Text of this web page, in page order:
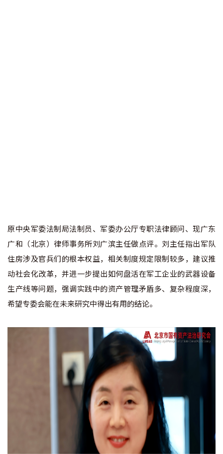
原中央军委法制局法制员、军委办公厅专职法律顾问、现广东
广和（北京）律师事务所刘广滨主任做点评。刘主任指出军队
住房涉及官兵们的根本权益，相关制度规定限制较多，建议推
动社会化改革，并进一步提出如何盘活在军工企业的武器设备
生产线等问题，强调实践中的资产管理矛盾多、复杂程度深，
希望专委会能在未来研究中得出有用的结论。